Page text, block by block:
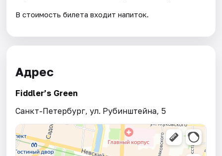
В стоимость билета входит напиток.
Адрес
Fiddler’s Green
Санкт-Петербург, ул. Рубинштейна, 5